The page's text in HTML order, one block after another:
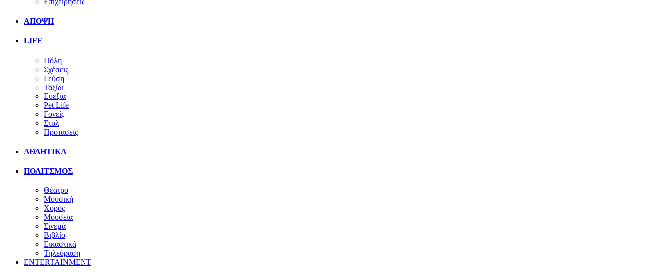
ΑΠΟΨΗ
LIFE
Πόλη
Σχέσεις
Γεύση
Ταξίδι
Ευεξία
Pet Life
Γονείς
Στυλ
Προτάσεις
ΑΘΛΗΤΙΚΑ
ΠΟΛΙΤΣΜΟΣ
Θέατρο
Μουσική
Χορός
Μουσεία
Σινεμά
Βιβλίο
Εικαστικά
Τηλεόραση
ENTERTAINMENT